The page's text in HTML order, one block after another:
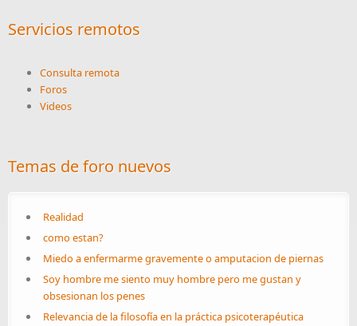
Servicios remotos
Consulta remota
Foros
Videos
Temas de foro nuevos
Realidad
como estan?
Miedo a enfermarme gravemente o amputacion de piernas
Soy hombre me siento muy hombre pero me gustan y
obsesionan los penes
Relevancia de la filosofía en la práctica psicoterapéutica